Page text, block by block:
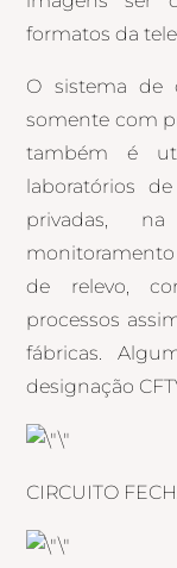
formatos da
O sistema de
somente com
também é
laboratórios
privadas,
de relevo,
processos
fábricas.
designação
CIRCUITO